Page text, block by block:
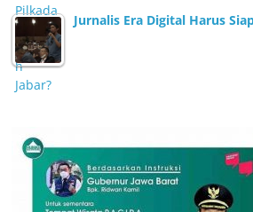
Jurnalis Era Digital Harus